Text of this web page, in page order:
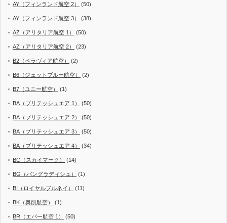
AY（フィンランド航空 2） (50)
AY（フィンランド航空 3） (38)
AZ（アリタリア航空 1） (50)
AZ（アリタリア航空 2） (23)
B2（ベラヴィア航空） (2)
B6（ジェットブルー航空） (2)
B7（ユニー航空） (1)
BA（ブリテッシュエア 1） (50)
BA（ブリテッシュエア 2） (50)
BA（ブリテッシュエア 3） (50)
BA（ブリテッシュエア 4） (34)
BC（スカイマーク） (14)
BG（バングラディシュ） (1)
BI（ロイヤルブルネイ） (11)
BK（奥凱航空） (1)
BR（エバー航空 1） (50)